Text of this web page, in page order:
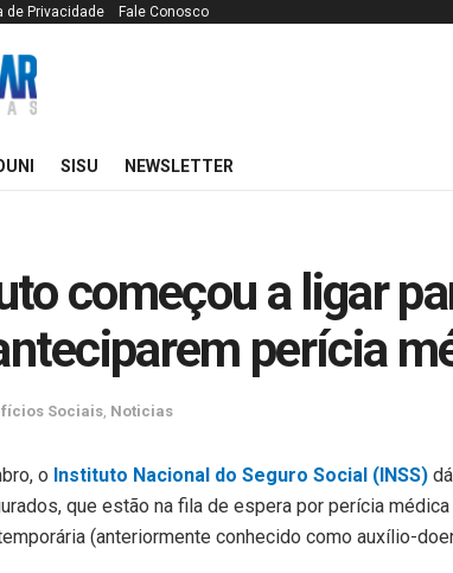
de Privacidade Fale Conosco
SISU NEWSLETTER
começou a ligar
perícia
Sociais Noticias
o Instituto Nacional do Seguro Social (INSS)
que estão na fila de espera por perícia
(anteriormente conhecido como auxílio-